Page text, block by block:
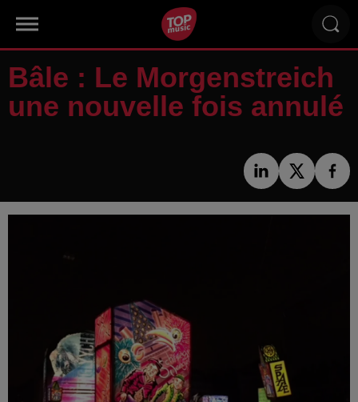
Bâle : Le Morgenstreich
une nouvelle fois annulé